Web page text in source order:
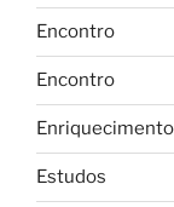
Encontro
Encontro
Estudos